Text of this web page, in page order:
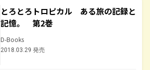
とろとろトロピカル ある旅の記録と
記憶。 第2巻
D-Books
2018.03.29 発売